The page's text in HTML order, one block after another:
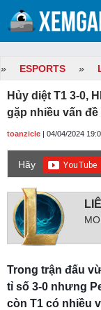
» ESPORTS »
Hủy diệt T1 3-0,
gặp nhiều vấn
toanzicle | 04/04/2024
Hãy
Trong trận đấu
tỉ số 3-0 nhưng
còn T1 có nhiều